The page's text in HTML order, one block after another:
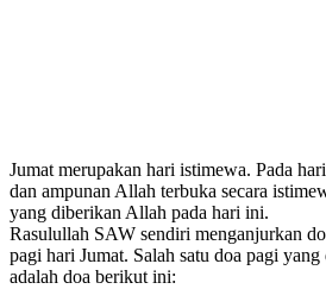
Jumat merupakan hari istimewa. Pada
dan ampunan Allah terbuka secara
yang diberikan Allah pada hari ini.
Rasulullah SAW sendiri menganjurkan
pagi hari Jumat. Salah satu doa pagi
adalah doa berikut ini: